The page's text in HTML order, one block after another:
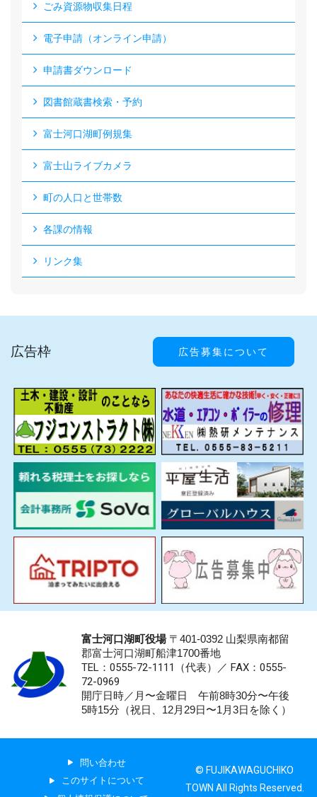
ごみ資源物収集日程
電子申請（オンライン申請）
申請書ダウンロード
図書館蔵書検索・予約
富士河口湖町例規集
富士山ライブカメラ
町の人口と世帯数
各課の情報
リンク集
広告枠 広告募集について
富士河口湖町役場〒401-0392 山梨県南都留
郡富士河口湖町船津1700番地
TEL：0555-72-1111 （代表）／ FAX：0555-
72-0969
開庁日時／月〜金曜日 午前8時30分〜午後
5時15分（祝日、12月29日〜1月3日を除く）
問い合わせ
このサイトについて
© FUJIKAWAGUCHIKO
TOWN All Rights Reserved.